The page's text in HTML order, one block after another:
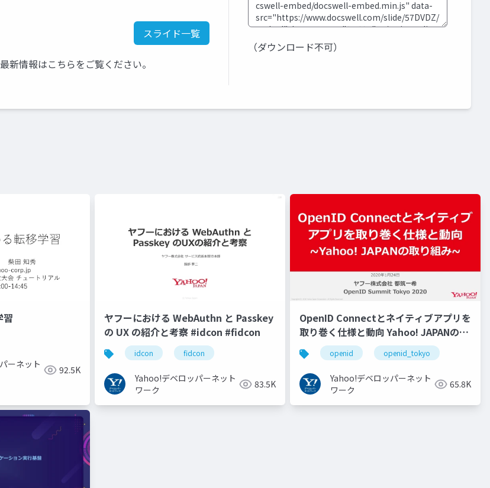
スライド一覧
情報はこちらをご覧ください。
（ダウンロード不可）
習
ーネット
92.5K
ヤフーにおける WebAuthn と Passkey
の UX の紹介と考察 #idcon #fidcon
idcon fidcon
Yahoo!デベロッパーネット
ワーク
83.5K
OpenID Connectとネイティブアプリを
取り巻く仕様と動向 Yahoo! JAPANの取
り組み #openid #openid_tokyo
openid openid_tokyo
Yahoo!デベロッパーネット
ワーク
65.8K